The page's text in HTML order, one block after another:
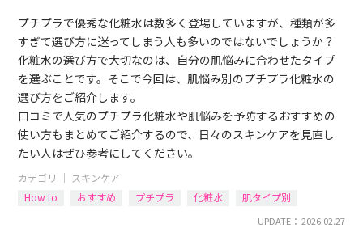
プチプラで優秀な化粧水は数多く登場していますが、種類が多
すぎて選び方に迷ってしまう人も多いのではないでしょうか？
化粧水の選び方で大切なのは、自分の肌悩みに合わせたタイプ
を選ぶことです。そこで今回は、肌悩み別のプチプラ化粧水の
選び方をご紹介します。
口コミで人気のプチプラ化粧水や肌悩みを予防するおすすめの
使い方もまとめてご紹介するので、日々のスキンケアを見直し
たい人はぜひ参考にしてください。
カテゴリ ｜ スキンケア
How to
おすすめ プチプラ 化粧水 肌タイプ別
UPDATE： 2026.02.27